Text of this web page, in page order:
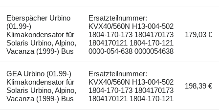
Eberspächer Urbino
(01.99-)
Klimakondensator für
Solaris Urbino, Alpino,
Vacanza (1999-) Bus
Ersatzteilnummer:
KVX40/560N H13-004-502
1804-170-173 1804170173
1804170121 1804-170-121
0000-054-638 0000054638
179,03 €
GEA Urbino (01.99-)
Klimakondensator für
Solaris Urbino, Alpino,
Vacanza (1999-) Bus
Ersatzteilnummer:
KVX40/560N H13-004-502
1804-170-173 1804170173
1804170121 1804-170-121
198,39 €